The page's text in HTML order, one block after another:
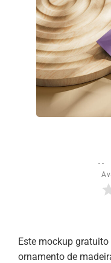
Este mockup
ornamento de